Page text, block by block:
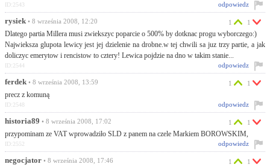
odpowiedz
ID:2543
rysiek • 8 września 2008, 12:20
Dlatego partia Millera musi zwiekszyc poparcie o 500% by dotknac progu wyborczego:)
Najwieksza glupota lewicy jest jej dzielenie na drobne.w tej chwili sa juz trzy partie, a jak
doliczyc emerytow i rencistow to cztery! Lewica pojdzie na dno w takim stanie...
1 1
odpowiedz
ID:2544
ferdek • 8 września 2008, 13:59
precz z komuną
1 1
odpowiedz
ID:2548
historia89 • 8 września 2008, 17:02
przypominam ze VAT wprowadziło SLD z panem na czele Markiem BOROWSKIM,
1 1
odpowiedz
ID:2552
negocjator • 8 września 2008, 17:46 1 1